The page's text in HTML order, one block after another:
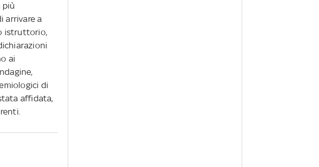
più
arrivare a
istruttorio,
ai
di
affidata,